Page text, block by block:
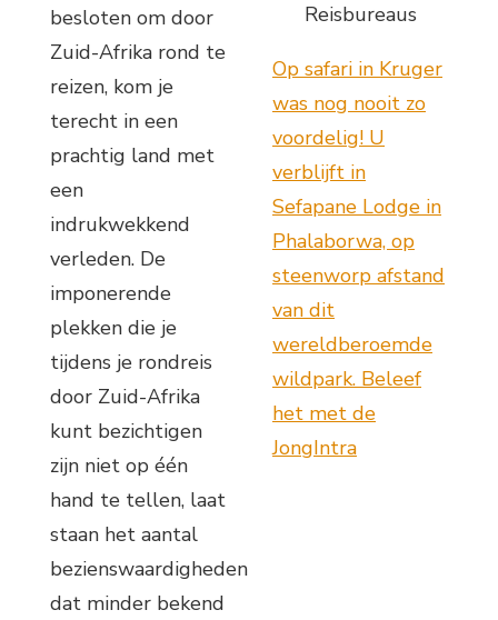
besloten om door
Zuid-Afrika rond te
reizen, kom je
terecht in een
prachtig land met
een
indrukwekkend
verleden. De
imponerende
plekken die je
tijdens je rondreis
door Zuid-Afrika
kunt bezichtigen
zijn niet op één
hand te tellen, laat
staan het aantal
bezienswaardigheden
dat minder bekend
Reisbureaus
Op safari in Kruger
was nog nooit zo
voordelig! U
verblijft in
Sefapane Lodge in
Phalaborwa, op
steenworp afstand
van dit
wereldberoemde
wildpark. Beleef
het met de
JongIntra